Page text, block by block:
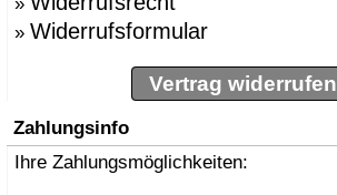
» Widerrufsformular
Vertrag widerrufen
Zahlungsinfo
Ihre Zahlungsmöglichkeiten: